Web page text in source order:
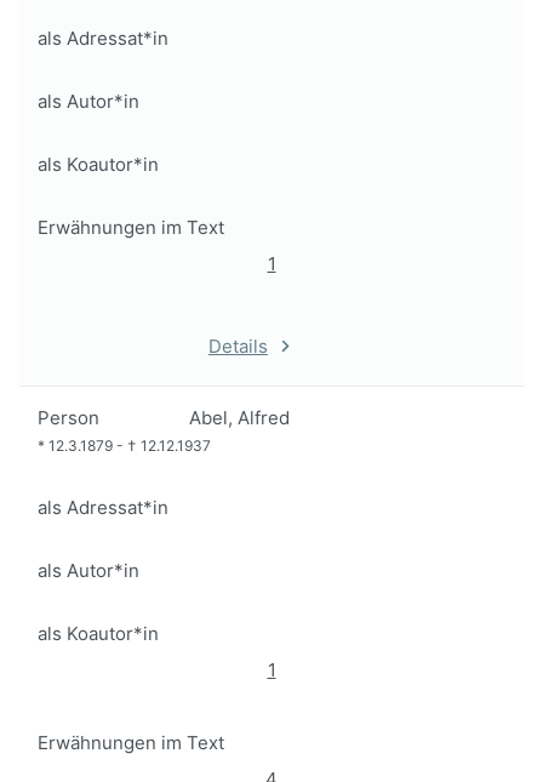
als Adressat*in
als Autor*in
als Koautor*in
Erwähnungen im Text
1
Details
Person Abel, Alfred
* 12.3.1879 - † 12.12.1937
als Adressat*in
als Autor*in
als Koautor*in
1
Erwähnungen im Text